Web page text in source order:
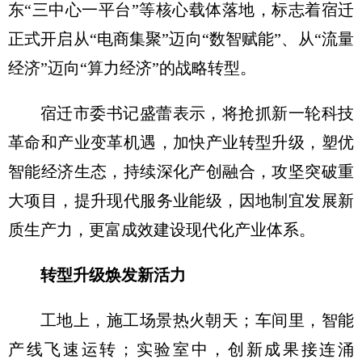
东“三中心一平台”等核心载体落地，标志着宿迁
正式开启从“电商集聚”迈向“数智赋能”、从“流量
经济”迈向“算力经济”的战略转型。
宿迁市委书记盛蕾表示，将抢抓新一轮科技
革命和产业变革机遇，加快产业转型升级，塑优
智能经济生态，持续深化产创融合，攻坚突破重
大项目，提升现代服务业能级，因地制宜发展新
质生产力，更富成效建设现代化产业体系。
转型升级焕发新活力
工地上，施工场景热火朝天；车间里，智能
产线飞速运转；实验室中，创新成果接连涌